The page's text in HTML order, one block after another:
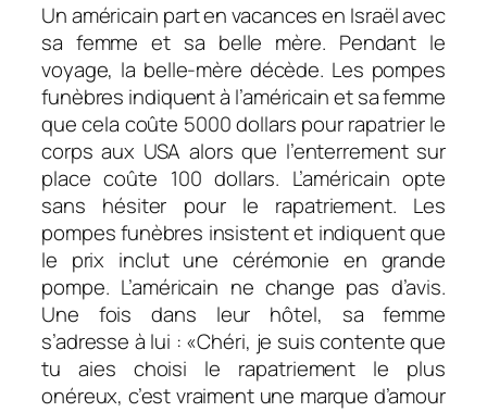
Un américain part en vacances en Israël avec
sa femme et sa belle mère. Pendant le
voyage, la belle-mère décède. Les pompes
funèbres indiquent à l’américain et sa femme
que cela coûte 5000 dollars pour rapatrier le
corps aux USA alors que l’enterrement sur
place coûte 100 dollars. L’américain opte
sans hésiter pour le rapatriement. Les
pompes funèbres insistent et indiquent que
le prix inclut une cérémonie en grande
pompe. L’américain ne change pas d’avis.
Une fois dans leur hôtel, sa femme
s’adresse à lui : «Chéri, je suis contente que
tu aies choisi le rapatriement le plus
onéreux, c’est vraiment une marque d’amour